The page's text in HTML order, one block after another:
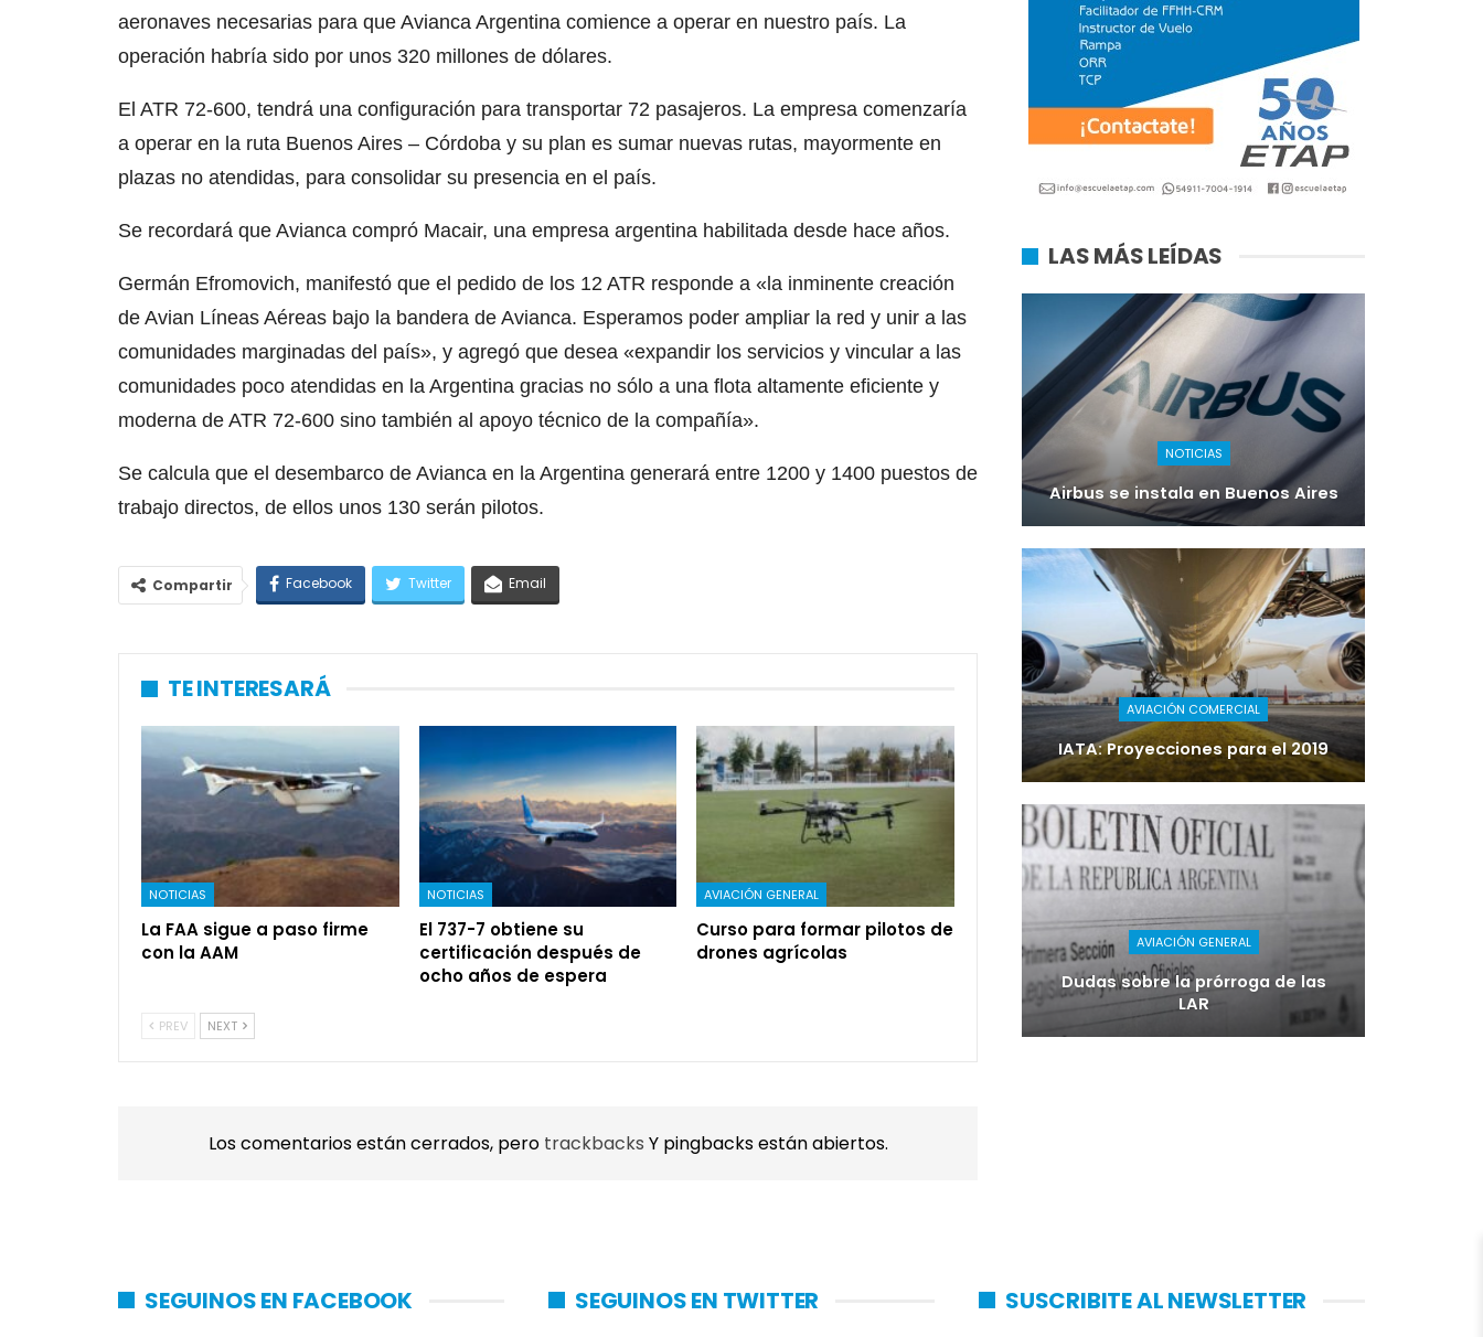
aeronaves necesarias para que Avianca Argentina comience a operar en nuestro país. La
operación habría sido por unos 320 millones de dólares.
El ATR 72-600, tendrá una configuración para transportar 72 pasajeros. La empresa comenzaría
a operar en la ruta Buenos Aires – Córdoba y su plan es sumar nuevas rutas, mayormente en
plazas no atendidas, para consolidar su presencia en el país.
Se recordará que Avianca compró Macair, una empresa argentina habilitada desde hace años.
Germán Efromovich, manifestó que el pedido de los 12 ATR responde a «la inminente creación
de Avian Líneas Aéreas bajo la bandera de Avianca. Esperamos poder ampliar la red y unir a las
comunidades marginadas del país», y agregó que desea «expandir los servicios y vincular a las
comunidades poco atendidas en la Argentina gracias no sólo a una flota altamente eficiente y
moderna de ATR 72-600 sino también al apoyo técnico de la compañía».
Se calcula que el desembarco de Avianca en la Argentina generará entre 1200 y 1400 puestos de
trabajo directos, de ellos unos 130 serán pilotos.
Compartir Facebook Twitter Email
TE INTERESARÁ
NOTICIAS
La FAA sigue a paso firme
con la AAM
NOTICIAS
El 737-7 obtiene su
certificación después de
ocho años de espera
AVIACIÓN GENERAL
Curso para formar pilotos de
drones agrícolas
PREV NEXT
Los comentarios están cerrados, pero trackbacks Y pingbacks están abiertos.
LAS MÁS LEÍDAS
NOTICIAS
Airbus se instala en Buenos Aires
AVIACIÓN COMERCIAL
IATA: Proyecciones para el 2019
AVIACIÓN GENERAL
Dudas sobre la prórroga de las
LAR
SEGUINOS EN FACEBOOK SEGUINOS EN TWITTER SUSCRIBITE AL NEWSLETTER